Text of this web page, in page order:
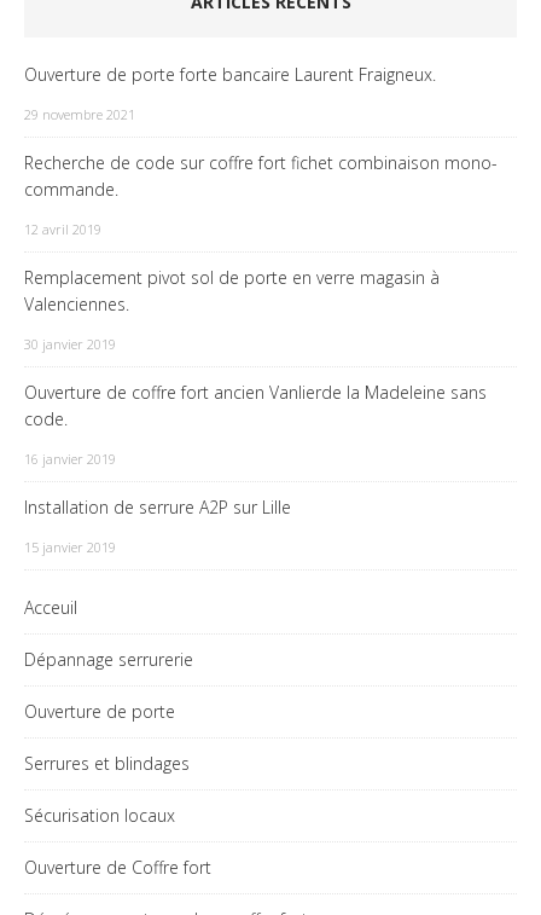
Ouverture de porte forte bancaire Laurent Fraigneux.
29 novembre 2021
Recherche de code sur coffre fort fichet combinaison mono-
commande.
12 avril 2019
Remplacement pivot sol de porte en verre magasin à
Valenciennes.
30 janvier 2019
Ouverture de coffre fort ancien Vanlierde la Madeleine sans
code.
16 janvier 2019
Installation de serrure A2P sur Lille
15 janvier 2019
Acceuil
Dépannage serrurerie
Ouverture de porte
Serrures et blindages
Sécurisation locaux
Ouverture de Coffre fort